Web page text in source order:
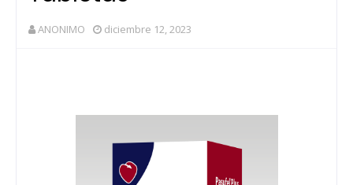
ANONIMO diciembre 12, 2023